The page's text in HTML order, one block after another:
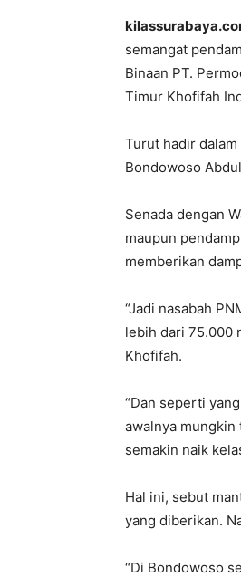
semangat
Binaan PT.
Timur Khofifah
Turut hadir
Bondowoso
Senada dengan
maupun
memberikan
“Jadi nasabah
lebih dari 75.000
Khofifah.
“Dan seperti
awalnya mungkin
semakin naik
Hal ini, sebut
yang diberikan.
“Di Bondowoso